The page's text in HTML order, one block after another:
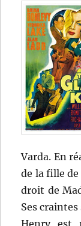
Varda. En
de la fille
droit de
Ses